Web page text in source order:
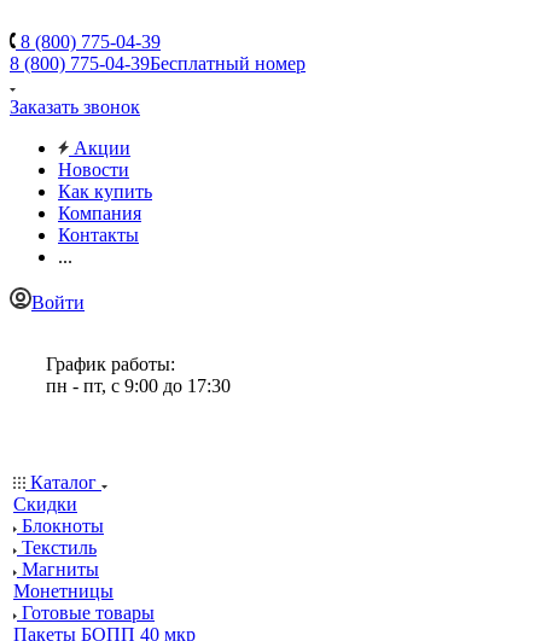
8 (800) 775-04-39
8 (800) 775-04-39Бесплатный номер
Заказать звонок
Акции
Новости
Как купить
Компания
Контакты
...
Войти
График работы:
пн - пт, с 9:00 до 17:30
Каталог
Скидки
Блокноты
Текстиль
Магниты
Монетницы
Готовые товары
Пакеты БОПП 40 мкр